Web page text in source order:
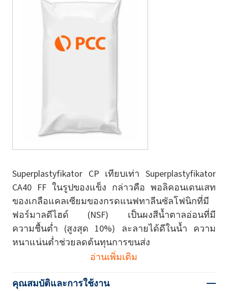
Superplastyfikator CP เทียบเท่า Superplastyfikator
CA40 FF ในรูปของแข็ง กล่าวคือ พอลิคอนเดนเสท
ของเกลือแคลเซียมของกรดแนฟทาลีนซัลโฟนิกที่มี
ฟอร์มาลดีไฮด์ (NSF) เป็นผงสีน้ำตาลอ่อนที่มี
ความชื้นต่ำ (สูงสุด 10%) ละลายได้ดีในน้ำ ความ
หนาแน่นต่ำช่วยลดต้นทุนการขนส่ง
อ่านเพิ่มเติม
คุณสมบัติและการใช้งาน